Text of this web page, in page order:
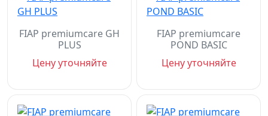
FIAP premiumcare GH
PLUS
Цену уточняйте
FIAP premiumcare
POND BASIC
Цену уточняйте